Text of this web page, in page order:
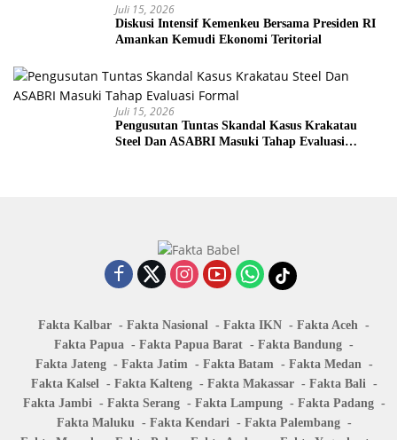
Juli 15, 2026
Diskusi Intensif Kemenkeu Bersama Presiden RI
Amankan Kemudi Ekonomi Teritorial
Juli 15, 2026
Pengusutan Tuntas Skandal Kasus Krakatau
Steel Dan ASABRI Masuki Tahap Evaluasi
Fakta Kalbar Fakta Nasional Fakta IKN
Fakta Aceh
Fakta Papua
Fakta Papua Barat
Fakta Bandung
Fakta Jateng
Fakta Jatim Fakta Batam
Fakta Medan
Fakta Kalsel
Fakta Kalteng Fakta Makassar
Fakta Bali
Fakta Jambi
Fakta Serang Fakta Lampung
Fakta Padang
Fakta Maluku
Fakta Kendari
Fakta Palembang